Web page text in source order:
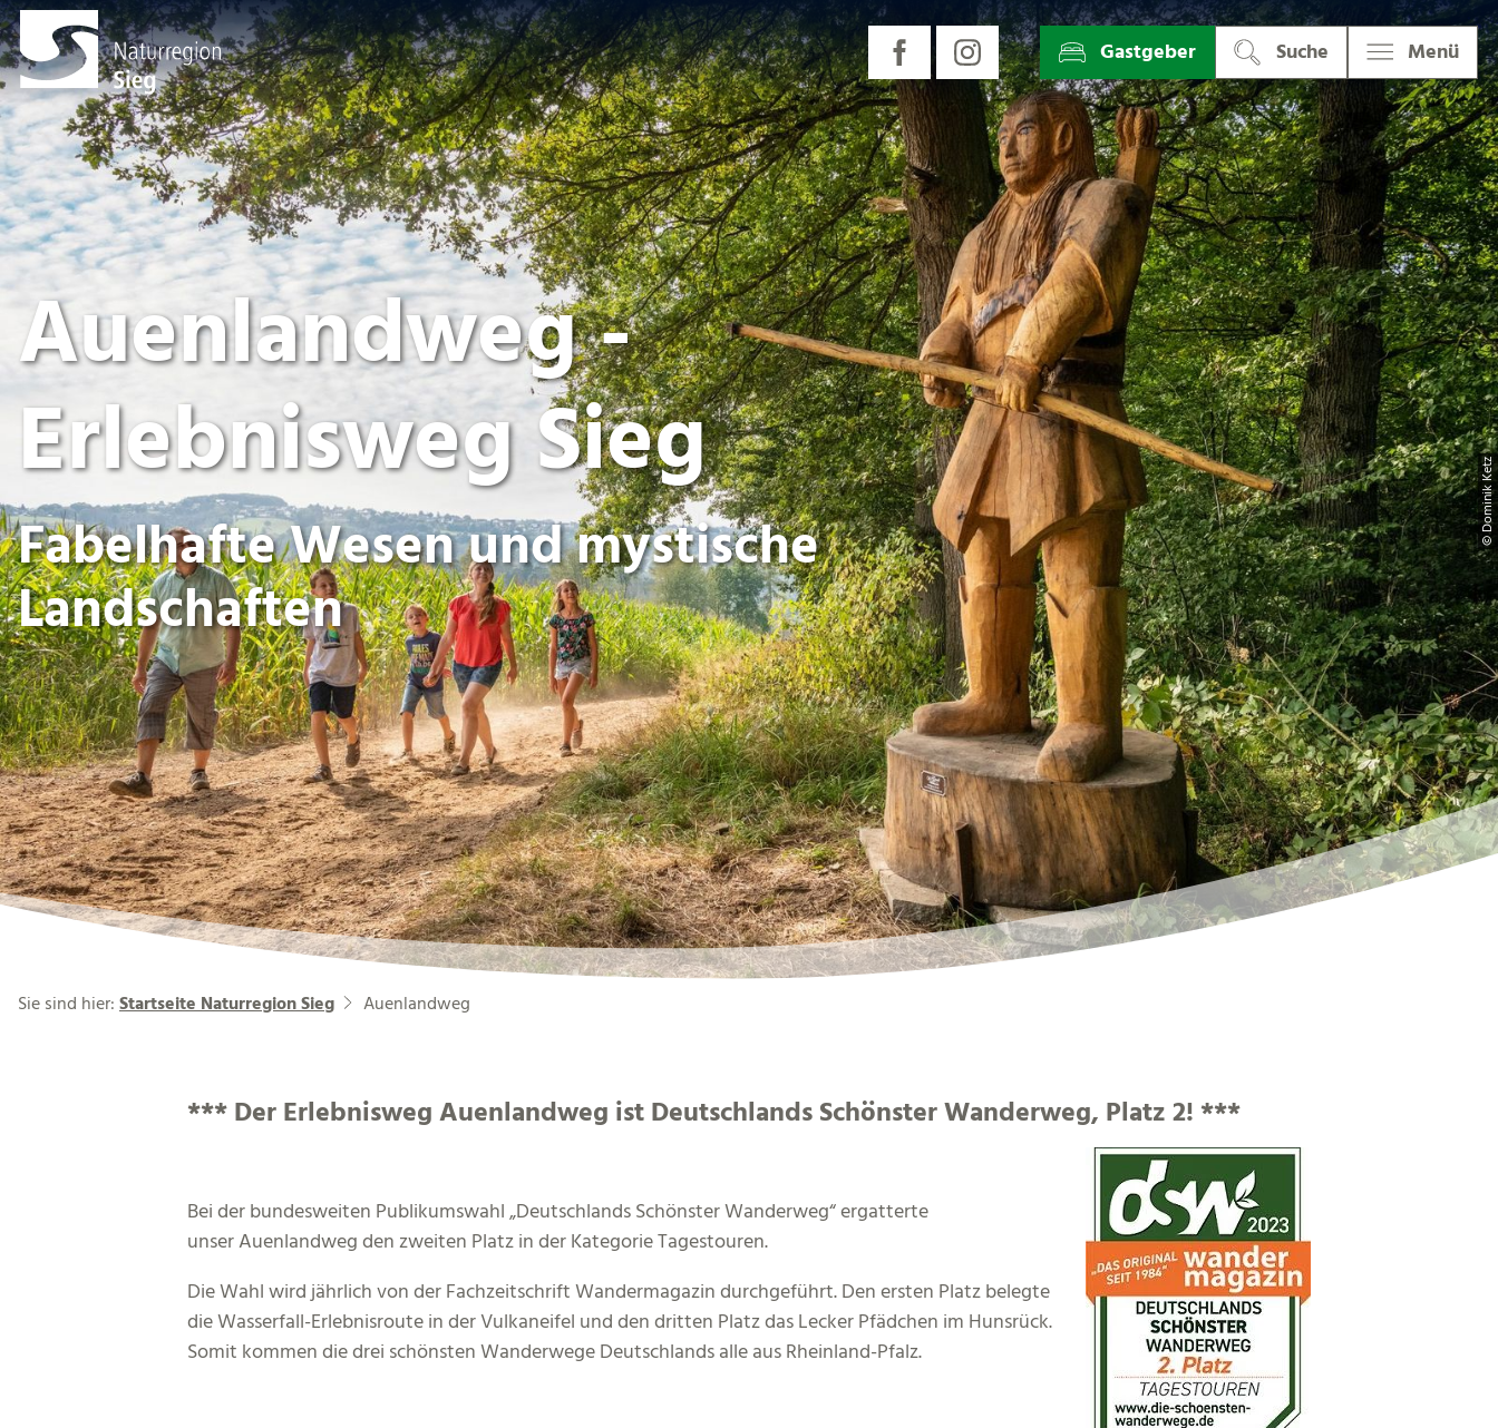
Gastgeber Suche Menü
© Dominik Ketz
Auenlandweg -
Erlebnisweg Sieg
Fabelhafte Wesen und mystische
Landschaften
Sie sind hier:Startseite Naturregion Sieg Auenlandweg
*** Der Erlebnisweg Auenlandweg ist Deutschlands Schönster Wanderweg, Platz 2! ***
Bei der bundesweiten Publikumswahl „Deutschlands Schönster Wanderweg“ ergatterte
unser Auenlandweg den zweiten Platz in der Kategorie Tagestouren.
Die Wahl wird jährlich von der Fachzeitschrift Wandermagazin durchgeführt. Den ersten Platz belegte
die Wasserfall-Erlebnisroute in der Vulkaneifel und den dritten Platz das Lecker Pfädchen im Hunsrück.
Somit kommen die drei schönsten Wanderwege Deutschlands alle aus Rheinland-Pfalz.